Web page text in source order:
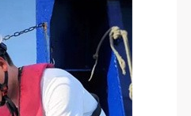
网会员账户登录